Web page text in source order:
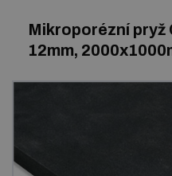
Profily a výroba těsnění
Zlepšení pracovního prostředí
Mikroporézní pryž
12mm,